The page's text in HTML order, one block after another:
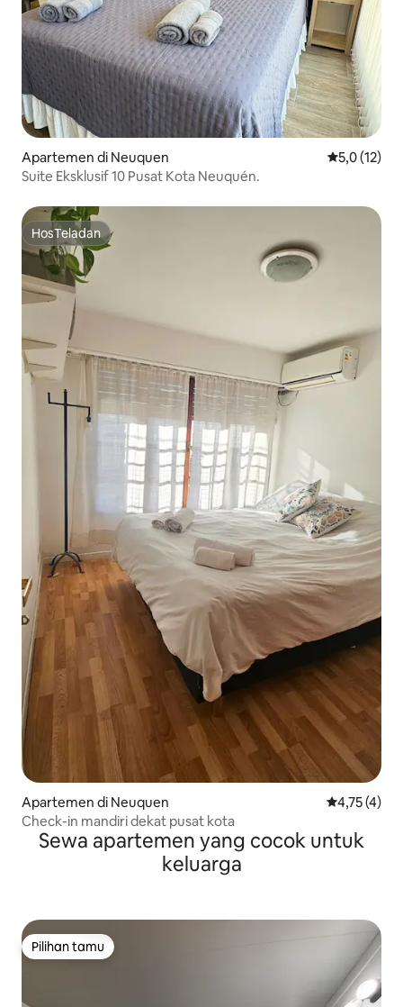
Apartemen di Neuquen Nilai rata-
5,0 (12)
Suite Eksklusif 10 Pusat Kota Neuquén.
HosTeladan
HosTeladan
Apartemen di Neuquen Nilai rata-
4,75 (4)
Check-in mandiri dekat pusat kota
Sewa apartemen yang cocok untuk
keluarga
Pilihan tamu
Pilihan tamu